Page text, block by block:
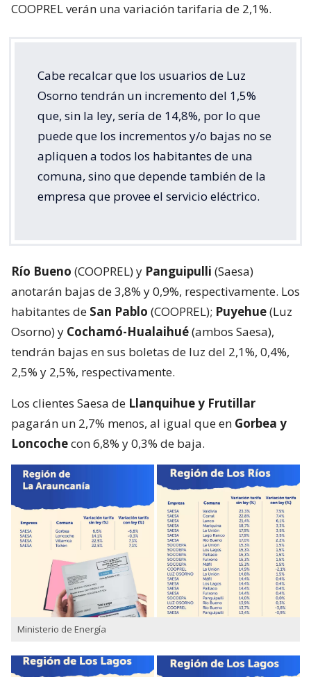
COOPREL verán una variación tarifaria de 2,1%.
Cabe recalcar que los usuarios de Luz
Osorno tendrán un incremento del 1,5%
que, sin la ley, sería de 14,8%, por lo que
puede que los incrementos y/o bajas no se
apliquen a todos los habitantes de una
comuna, sino que depende también de la
empresa que provee el servicio eléctrico.
Río Bueno (COOPREL) y Panguipulli (Saesa)
anotarán bajas de 3,8% y 0,9%, respectivamente. Los
habitantes de San Pablo (COOPREL); Puyehue(Luz
Osorno) y Cochamó-Hualaihué(ambos Saesa),
tendrán bajas en sus boletas de luz del 2,1%, 0,4%,
2,5% y 2,5%, respectivamente.
Los clientes Saesa de Llanquihue y Frutillar
pagarán un 2,7% menos, al igual que en Gorbea y
Loncochecon 6,8% y 0,3% de baja.
Ministerio de Energía